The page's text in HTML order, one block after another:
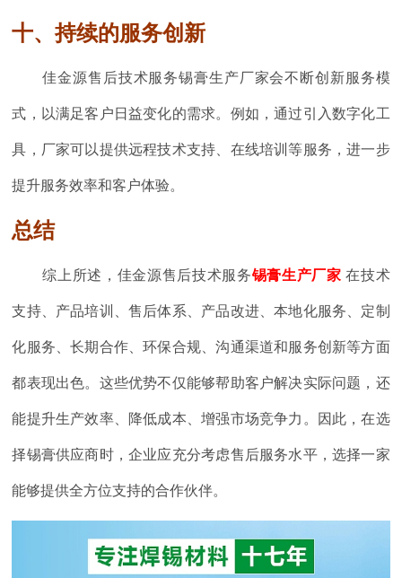
十、持续的服务创新
佳金源售后技术服务锡膏生产厂家会不断创新服务模
式，以满足客户日益变化的需求。例如，通过引入数字化工
具，厂家可以提供远程技术支持、在线培训等服务，进一步
提升服务效率和客户体验。
总结
综上所述，佳金源售后技术服务锡膏生产厂家 在技术
支持、产品培训、售后体系、产品改进、本地化服务、定制
化服务、长期合作、环保合规、沟通渠道和服务创新等方面
都表现出色。这些优势不仅能够帮助客户解决实际问题，还
能提升生产效率、降低成本、增强市场竞争力。因此，在选
择锡膏供应商时，企业应充分考虑售后服务水平，选择一家
能够提供全方位支持的合作伙伴。